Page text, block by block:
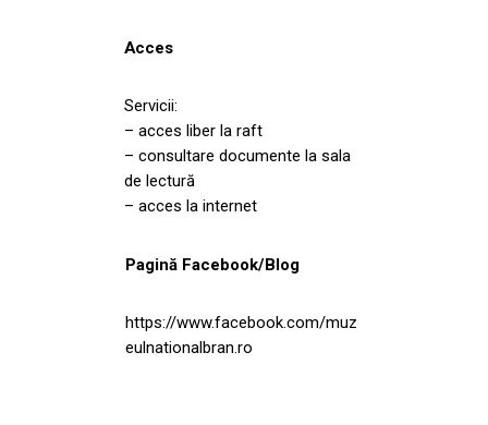
Acces
Servicii:
– acces liber la raft
– consultare documente la sala
de lectură
– acces la internet
Pagină Facebook/Blog
https://www.facebook.com/muz
eulnationalbran.ro